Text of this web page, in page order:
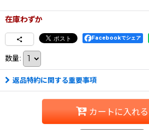
在庫わずか
Facebookでシェア
数量:
返品特約に関する重要事項
カートに入れる